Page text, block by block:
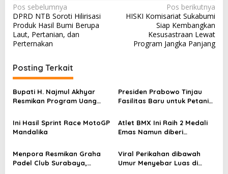
N
a
v
i
g
a
s
i
p
o
s
Pos sebelumnya
DPRD NTB Soroti Hilirisasi
Produk Hasil Bumi Berupa
Laut, Pertanian, dan
Perternakan
Pos berikutnya
HISKI Komisariat Sukabumi
Siap Kembangkan
Kesusastraan Lewat
Program Jangka Panjang
Posting Terkait
Bupati H. Najmul Akhyar
Resmikan Program Uang
KLU
Presiden Prabowo Tinjau
Fasilitas Baru untuk Petani
Ini Hasil Sprint Race MotoGP
Mandalika
Atlet BMX Ini Raih 2 Medali
Emas Namun diberi
Event Fornas 2025
Menpora Resmikan Graha
Padel Club Surabaya,
Viral Perikahan dibawah
Umur Menyebar Luas di